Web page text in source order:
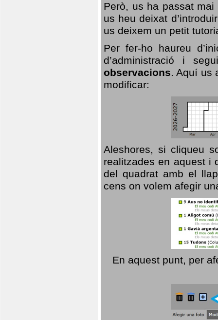
Però, us ha passat
us heu deixat
us deixem un petit
Per fer-ho haureu
d’administració i
observacions. Aquí us
modificar:
Aleshores, si cliqueu
realitzades en aquest i
del quadrat amb el
cens on volem afegir
En aquest punt, per